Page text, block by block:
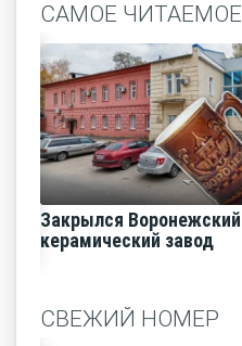
САМОЕ ЧИТАЕМОЕ
Закрылся Воронежский
керамический завод
СВЕЖИЙ НОМЕР